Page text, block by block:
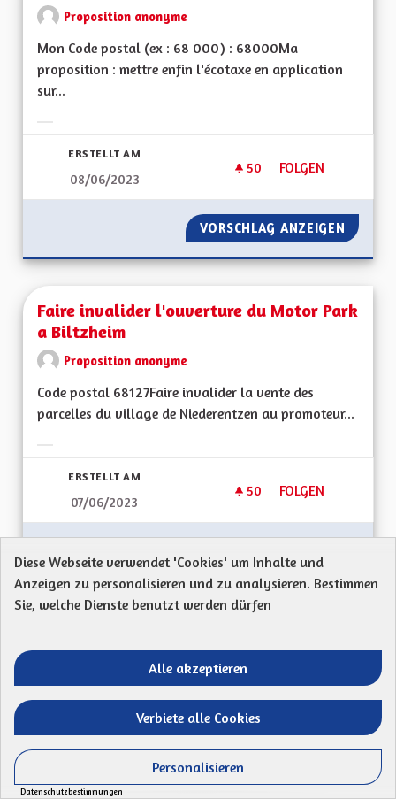
Proposition anonyme
Mon Code postal (ex : 68 000) : 68000Ma
proposition : mettre enfin l'écotaxe en application
sur...
ERSTELLT AM
08/06/2023
50 50 FOLLOWER
FOLGEN
ECOTAXE EN
VORSCHLAG ANZEIGEN
Faire invalider l'ouverture du Motor Park
a Biltzheim
Proposition anonyme
Code postal 68127Faire invalider la vente des
parcelles du village de Niederentzen au promoteur...
ERSTELLT AM
07/06/2023
50 50 FOLLOWER
FOLGEN
FAIRE INVALIDER
Proposition anonyme
devrait être instaurer sur la 35 pour éviter la...
Diese Webseite verwendet 'Cookies' um Inhalte und
Anzeigen zu personalisieren und zu analysieren. Bestimmen
Sie, welche Dienste benutzt werden dürfen
Alle akzeptieren
Verbiete alle Cookies
Personalisieren
Datenschutzbestimmungen